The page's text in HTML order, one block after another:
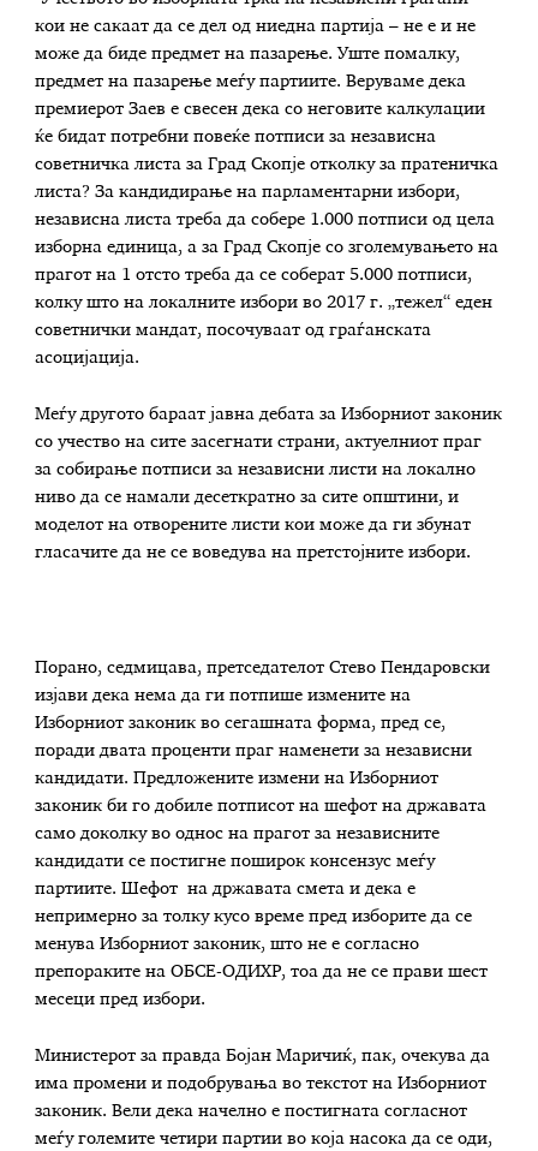
кои не сакаат да се дел од ниедна партија – не е и не
може да биде предмет на пазарење. Уште помалку,
предмет на пазарење меѓу партиите. Веруваме дека
премиерот Заев е свесен дека со неговите калкулации
ќе бидат потребни повеќе потписи за независна
советничка листа за Град Скопје отколку за пратеничка
листа? За кандидирање на парламентарни избори,
независна листа треба да собере 1.000 потписи од цела
изборна единица, а за Град Скопје со зголемувањето на
прагот на 1 отсто треба да се соберат 5.000 потписи,
колку што на локалните избори во 2017 г. „тежел“ еден
советнички мандат, посочуваат од граѓанската
асоцијација.
Меѓу другото бараат јавна дебата за Изборниот законик
со учество на сите засегнати страни, актуелниот праг
за собирање потписи за независни листи на локално
ниво да се намали десеткратно за сите општини, и
моделот на отворените листи кои може да ги збунат
гласачите да не се воведува на претстојните избори.
Порано, седмицава, претседателот Стево Пендаровски
изјави дека нема да ги потпише измените на
Изборниот законик во сегашната форма, пред се,
поради двата проценти праг наменети за независни
кандидати. Предложените измени на Изборниот
законик би го добиле потписот на шефот на државата
само доколку во однос на прагот за независните
кандидати се постигне поширок консензус меѓу
партиите. Шефот на државата смета и дека е
непримерно за толку кусо време пред изборите да се
менува Изборниот законик, што не е согласно
препораките на ОБСЕ-ОДИХР, тоа да не се прави шест
месеци пред избори.
Министерот за правда Бојан Маричиќ, пак, очекува да
има промени и подобрувања во текстот на Изборниот
законик. Вели дека начелно е постигната согласнот
меѓу големите четири партии во која насока да се оди,